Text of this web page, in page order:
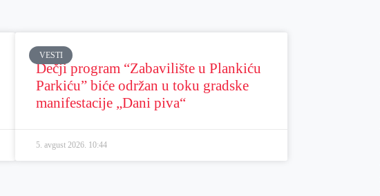
VESTI
Dečji program “Zabavilište u Plankiću
Parkiću” biće održan u toku gradske
manifestacije „Dani piva“
5. avgust 2026. 10:44